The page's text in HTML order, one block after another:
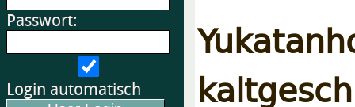
Passwort:
Login automatisch